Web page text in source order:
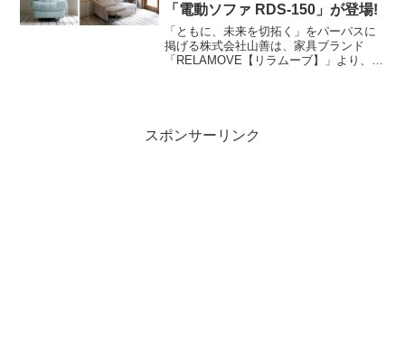
「電動ソファ RDS-150」が登場!
「ともに、未来を切拓く」をパーパスに
掲げる株式会社山善は、家具ブランド
「RELAMOVE【リラムーブ】」より、
スポンサーリンク